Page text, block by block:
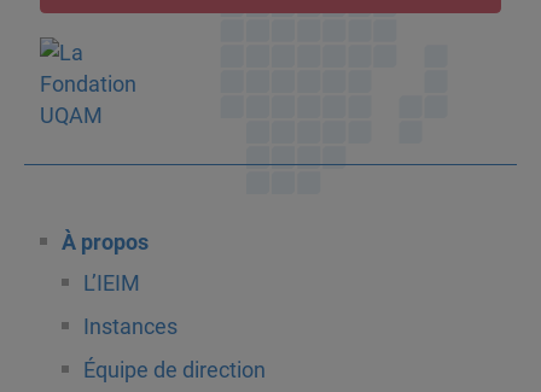
À propos
L’IEIM
Instances
Équipe de direction